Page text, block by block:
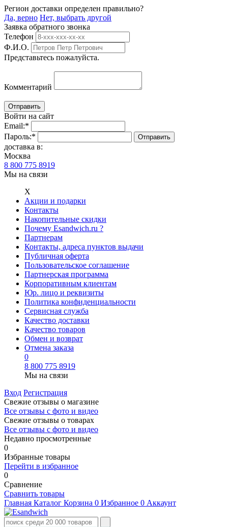
Регион доставки определен правильно?
Да, верно Нет, выбрать другой
Заявка обратного звонка
Телефон
Ф.И.О.
Представьтесь пожалуйста.
Комментарий
Войти на сайт
Email:*
Пароль:*
доставка в:
Москва
8 800 775 8919
Мы на связи
Х
Акции и подарки
Контакты
Накопительные скидки
Почему Esandwich.ru ?
Партнерам
Контакты, адреса пунктов выдачи
Публичная оферта
Пользовательское соглашение
Партнерская программа
Корпоративным клиентам
Юр. лицо и реквизиты
Политика конфиденциальности
Сервисная служба
Качество доставки
Качество товаров
Обмен и возврат
Отмена заказа
0
8 800 775 8919
Мы на связи
Вход Регистрация
Свежие отзывы о магазине
Все отзывы с фото и видео
Свежие отзывы о товарах
Все отзывы c фото и видео
Недавно просмотренные
0
Избранные товары
Перейти в избранное
0
Сравнение
Сравнить товары
Главная Каталог Корзина 0 Избранное 0 Аккаунт